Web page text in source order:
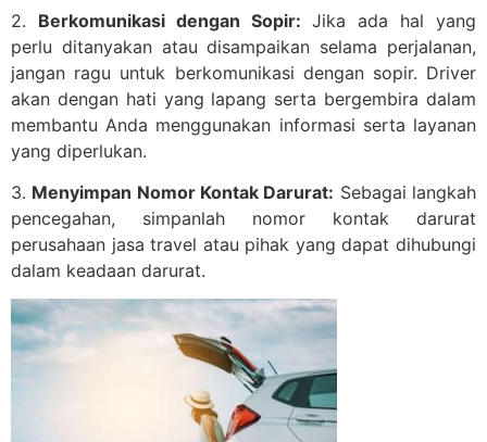
2. Berkomunikasi dengan Sopir: Jika ada hal yang
perlu ditanyakan atau disampaikan selama perjalanan,
jangan ragu untuk berkomunikasi dengan sopir. Driver
akan dengan hati yang lapang serta bergembira dalam
membantu Anda menggunakan informasi serta layanan
yang diperlukan.
3. Menyimpan Nomor Kontak Darurat: Sebagai langkah
pencegahan, simpanlah nomor kontak darurat
perusahaan jasa travel atau pihak yang dapat dihubungi
dalam keadaan darurat.